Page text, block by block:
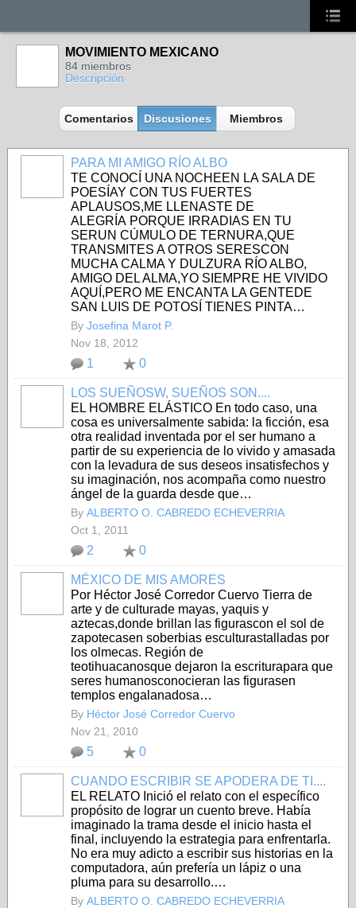
MOVIMIENTO MEXICANO
84 miembros
Descripción
Comentarios Discusiones Miembros
PARA MI AMIGO RÍO ALBO
TE CONOCÍ UNA NOCHEEN LA SALA DE
POESÍAY CON TUS FUERTES
APLAUSOS,ME LLENASTE DE
ALEGRÍA PORQUE IRRADIAS EN TU
SERUN CÚMULO DE TERNURA,QUE
TRANSMITES A OTROS SERESCON
MUCHA CALMA Y DULZURA RÍO ALBO,
AMIGO DEL ALMA,YO SIEMPRE HE VIVIDO
AQUÍ,PERO ME ENCANTA LA GENTEDE
SAN LUIS DE POTOSÍ TIENES PINTA…
By Josefina Marot P.
Nov 18, 2012
1 0
LOS SUEÑOSW, SUEÑOS SON....
EL HOMBRE ELÁSTICO En todo caso, una
cosa es universalmente sa­bida: la ficción, esa
otra realidad inventada por el ser humano a
partir de su experiencia de lo vivido y ama­sada
con la levadura de sus deseos insatisfechos y
su imaginación, nos acompaña como nuestro
ángel de la guarda desde que…
By ALBERTO O. CABREDO ECHEVERRIA
Oct 1, 2011
2 0
MÉXICO DE MIS AMORES
Por Héctor José Corredor Cuervo Tierra de
arte y de culturade mayas, yaquis y
aztecas,donde brillan las figurascon el sol de
zapotecasen soberbias esculturastalladas por
los olmecas. Región de
teotihuacanosque dejaron la escriturapara que
seres humanosconocieran las figurasen
templos engalanadosa…
By Héctor José Corredor Cuervo
Nov 21, 2010
5 0
CUANDO ESCRIBIR SE APODERA DE TI....
EL RELATO Inició el relato con el específico
propó­sito de lograr un cuento breve. Había
imagi­nado la trama desde el inicio hasta el
final, incluyendo la estrategia para enfrentarla.
No era muy adicto a escribir sus historias en la
computadora, aún prefería un lápiz o una
pluma para su desarrollo.…
By ALBERTO O. CABREDO ECHEVERRIA